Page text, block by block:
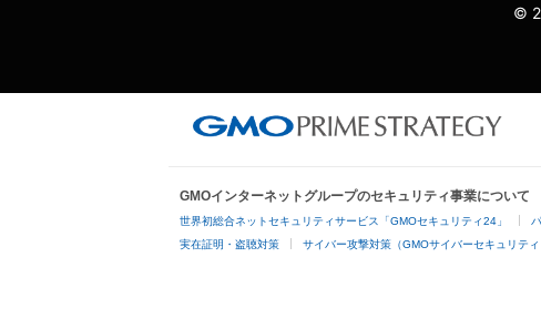
©
GMOインターネットグループのセキュリティ事業について
世界初総合ネットセキュリティサービス「GMOセキュリティ24」
実在証明・盗聴対策 サイバー攻撃対策（GMOサイバーセキュリティ